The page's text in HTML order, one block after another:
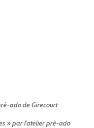
ado de Girecourt
»par l'atelier prè-ado